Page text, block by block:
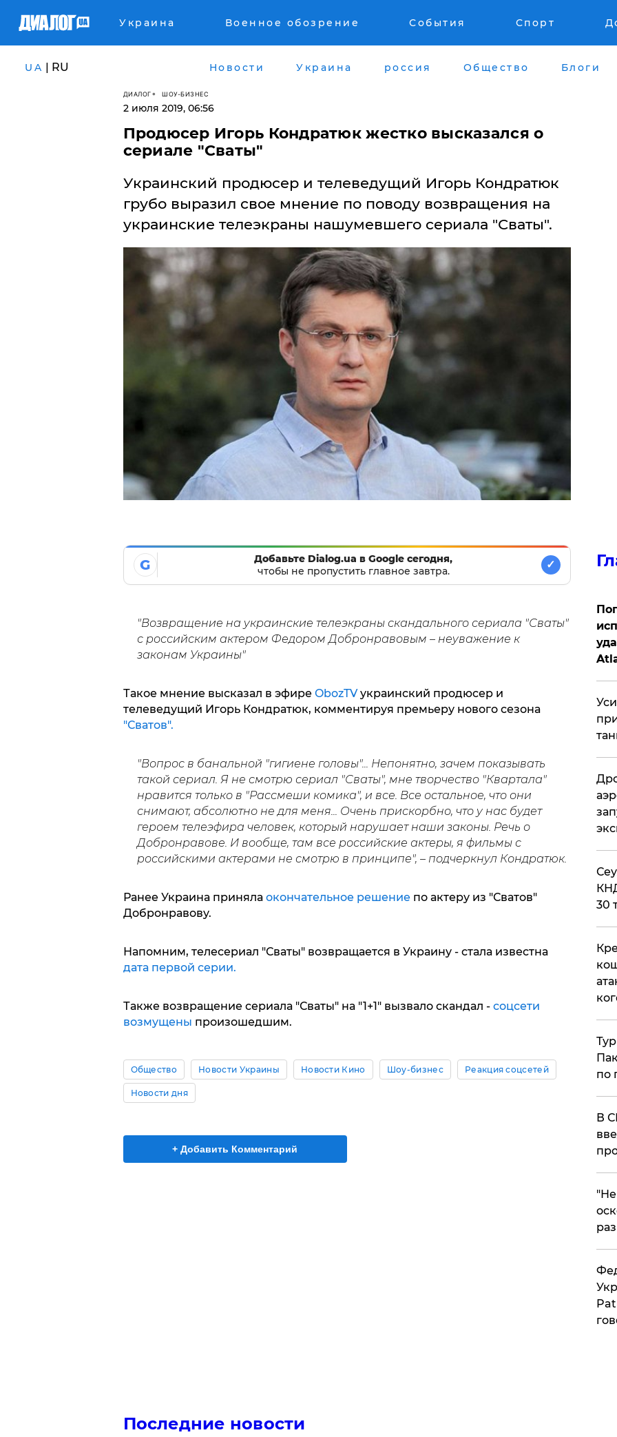
Украина Военное обозрение События Спорт
UA | RU Новости Украина россия Общество Блоги
ДИАЛОГ ШОУ-БИЗНЕС
2 июля 2019, 06:56
Продюсер Игорь Кондратюк жестко высказался о
сериале "Сваты"
Украинский продюсер и телеведущий Игорь Кондратюк
грубо выразил свое мнение по поводу возвращения на
украинские телеэкраны нашумевшего сериала "Сваты".
G
Добавьте Dialog.ua в Google сегодня,
чтобы не пропустить главное завтра.
✓
"Возвращение на украинские телеэкраны скандального сериала "Сваты"
с российским актером Федором Добронравовым – неуважение к
законам Украины"
Такое мнение высказал в эфире ObozTVукраинский продюсер и
телеведущий Игорь Кондратюк, комментируя премьеру нового сезона
"Сватов".
"Вопрос в банальной "гигиене головы"... Непонятно, зачем показывать
такой сериал. Я не смотрю сериал "Сваты", мне творчество "Квартала"
нравится только в "Рассмеши комика", и все. Все остальное, что они
снимают, абсолютно не для меня... Очень прискорбно, что у нас будет
героем телеэфира человек, который нарушает наши законы. Речь о
Добронравове. И вообще, там все российские актеры, я фильмы с
российскими актерами не смотрю в принципе", – подчеркнул Кондратюк.
Ранее Украина принялаокончательное решение по актеру из "Сватов"
Добронравову.
Напомним, телесериал "Сваты" возвращается в Украину - стала известна
дата первой серии.
Также возвращение сериала "Сваты" на "1+1" вызвало скандал -соцсети
возмущены произошедшим.
Общество Новости Украины Новости Кино Шоу-бизнес Реакция соцсетей
Новости дня
+ Добавить Комментарий
Последние новости
30
по
В